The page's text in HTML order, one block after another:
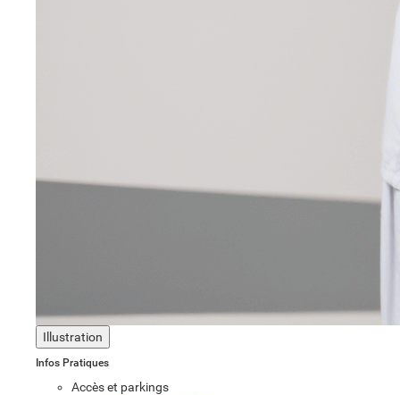
Illustration
Infos Pratiques
Accès et parkings